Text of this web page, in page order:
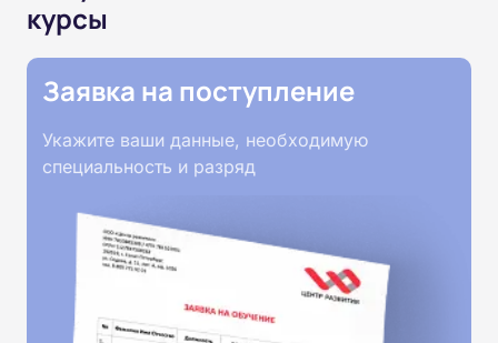
курсы
Заявка на поступление
Укажите ваши данные, необходимую
специальность и разряд